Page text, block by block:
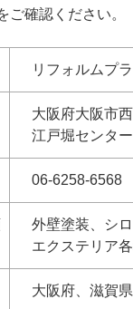
ご確認ください。
リフォルムプ
大阪府大阪市
江戸堀センタ
06-6258-6568
外壁塗装、シ
エクステリア
大阪府、滋賀